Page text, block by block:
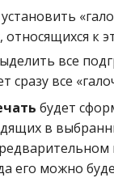
относящихся к
все
сразу все
будет
в
его можно